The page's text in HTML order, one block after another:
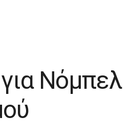
Νόμπελ